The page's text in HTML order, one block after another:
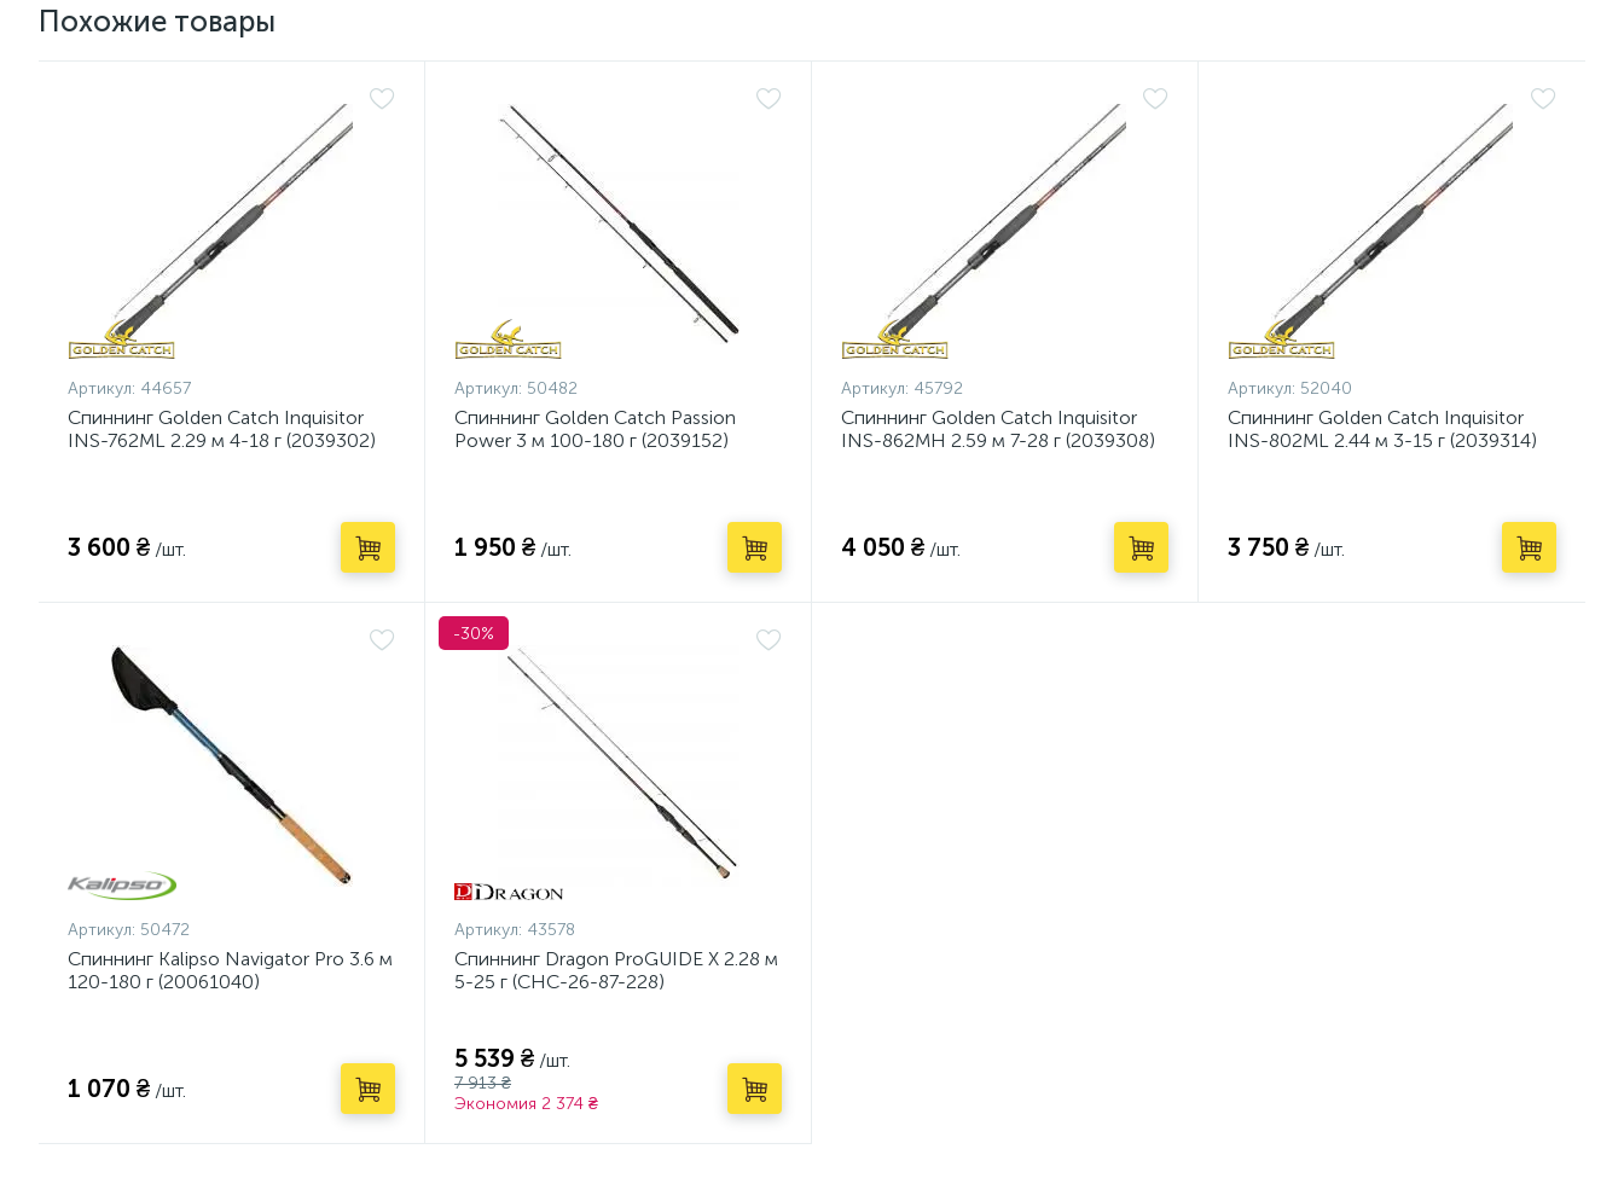
Похожие товары
Артикул: 44657
Спиннинг Golden Catch Inquisitor
INS-762ML 2.29 м 4-18 г (2039302)
3 600 ₴ /шт.
Артикул: 50482
Спиннинг Golden Catch Passion
Power 3 м 100-180 г (2039152)
1 950 ₴ /шт.
Артикул: 45792
Спиннинг Golden Catch Inquisitor
INS-862MH 2.59 м 7-28 г (2039308)
4 050 ₴ /шт.
Артикул: 52040
Спиннинг Golden Catch Inquisitor
INS-802ML 2.44 м 3-15 г (2039314)
3 750 ₴ /шт.
Артикул: 50472
Спиннинг Kalipso Navigator Pro 3.6 м
120-180 г (20061040)
1 070 ₴ /шт.
-30%
Артикул: 43578
Спиннинг Dragon ProGUIDE X 2.28 м
5-25 г (CHC-26-87-228)
5 539 ₴ /шт.
7 913 ₴
Экономия 2 374 ₴